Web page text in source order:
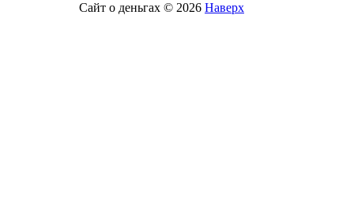
Сайт о деньгах © 2026 Наверх